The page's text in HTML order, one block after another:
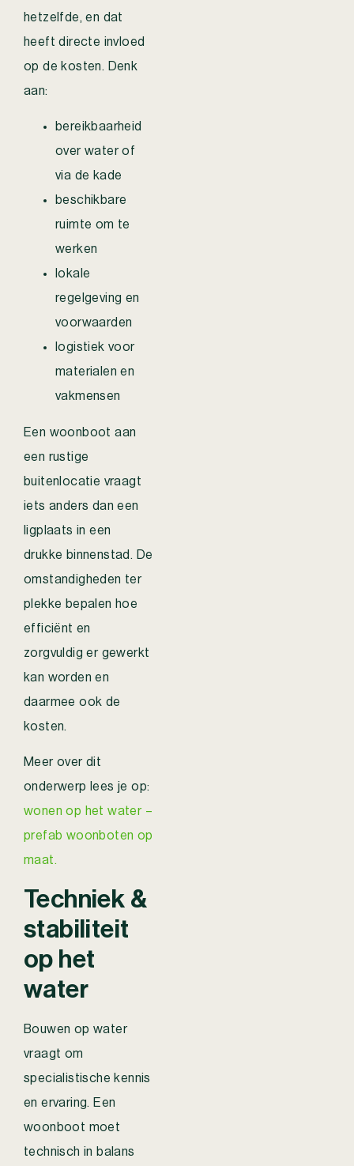
hetzelfde, en dat
heeft directe invloed
op de kosten. Denk
aan:
bereikbaarheid
over water of
via de kade
beschikbare
ruimte om te
werken
lokale
regelgeving en
voorwaarden
logistiek voor
materialen en
vakmensen
Een woonboot aan
een rustige
buitenlocatie vraagt
iets anders dan een
ligplaats in een
drukke binnenstad. De
omstandigheden ter
plekke bepalen hoe
efficiënt en
zorgvuldig er gewerkt
kan worden en
daarmee ook de
kosten.
Meer over dit
onderwerp lees je op:
wonen op het water –
prefab woonboten op
maat.
Techniek &
stabiliteit
op het
water
Bouwen op water
vraagt om
specialistische kennis
en ervaring. Een
woonboot moet
technisch in balans